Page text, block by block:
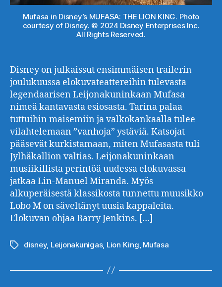
Mufasa in Disney’s MUFASA: THE LION KING. Photo
courtesy of Disney. © 2024 Disney Enterprises Inc.
All Rights Reserved.
Disney on julkaissut ensimmäisen trailerin
joulukuussa elokuvateattereihin tulevasta
legendaarisen Leijonakuninkaan Mufasa
nimeä kantavasta esiosasta. Tarina palaa
tuttuihin maisemiin ja valkokankaalla tulee
vilahtelemaan ”vanhoja” ystäviä. Katsojat
pääsevät kurkistamaan, miten Mufasasta tuli
Jylhäkallion valtias. Leijonakuninkaan
musiikillista perintöä uudessa elokuvassa
jatkaa Lin-Manuel Miranda. Myös
alkuperäisestä klassikosta tunnettu muusikko
Lobo M on säveltänyt uusia kappaleita.
Elokuvan ohjaa Barry Jenkins. […]
Avainsanat
disney, Leijonakunigas, Lion King, Mufasa